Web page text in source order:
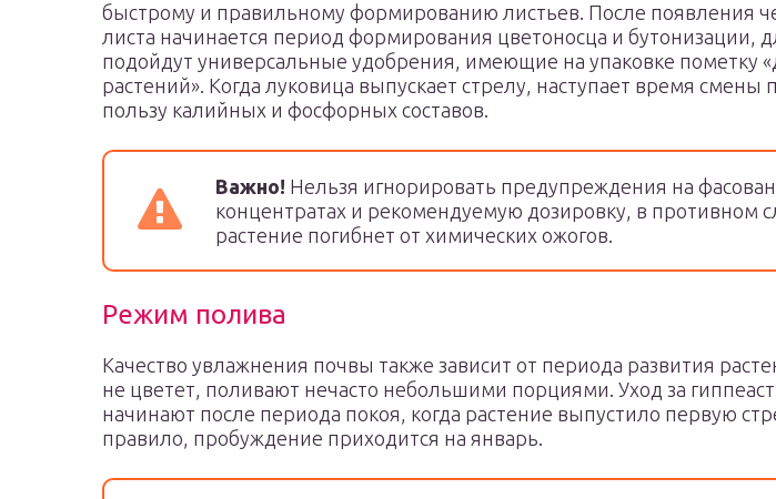
быстрому и правильному формированию листьев. После появления
листа начинается период формирования цветоносца и бутонизации,
подойдут универсальные удобрения, имеющие на упаковке пометку
растений». Когда луковица выпускает стрелу, наступает время смены
пользу калийных и фосфорных составов.
Важно! Нельзя игнорировать предупреждения на
концентратах и рекомендуемую дозировку, в противном
растение погибнет от химических ожогов.
Режим полива
Качество увлажнения почвы также зависит от периода развития
не цветет, поливают нечасто небольшими порциями. Уход за
начинают после периода покоя, когда растение выпустило первую
правило, пробуждение приходится на январь.